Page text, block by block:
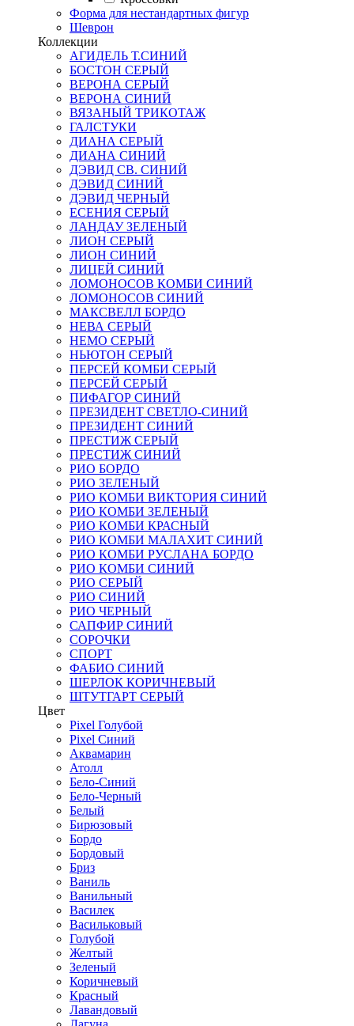
Форма для нестандартных фигур
Шеврон
Коллекции
АГИДЕЛЬ Т.СИНИЙ
БОСТОН СЕРЫЙ
ВЕРОНА СЕРЫЙ
ВЕРОНА СИНИЙ
ВЯЗАНЫЙ ТРИКОТАЖ
ГАЛСТУКИ
ДИАНА СЕРЫЙ
ДИАНА СИНИЙ
ДЭВИД СВ. СИНИЙ
ДЭВИД СИНИЙ
ДЭВИД ЧЕРНЫЙ
ЕСЕНИЯ СЕРЫЙ
ЛАНДАУ ЗЕЛЕНЫЙ
ЛИОН СЕРЫЙ
ЛИОН СИНИЙ
ЛИЦЕЙ СИНИЙ
ЛОМОНОСОВ КОМБИ СИНИЙ
ЛОМОНОСОВ СИНИЙ
МАКСВЕЛЛ БОРДО
НЕВА СЕРЫЙ
НЕМО СЕРЫЙ
НЬЮТОН СЕРЫЙ
ПЕРСЕЙ КОМБИ СЕРЫЙ
ПЕРСЕЙ СЕРЫЙ
ПИФАГОР СИНИЙ
ПРЕЗИДЕНТ СВЕТЛО-СИНИЙ
ПРЕЗИДЕНТ СИНИЙ
ПРЕСТИЖ СЕРЫЙ
ПРЕСТИЖ СИНИЙ
РИО БОРДО
РИО ЗЕЛЕНЫЙ
РИО КОМБИ ВИКТОРИЯ СИНИЙ
РИО КОМБИ ЗЕЛЕНЫЙ
РИО КОМБИ КРАСНЫЙ
РИО КОМБИ МАЛАХИТ СИНИЙ
РИО КОМБИ РУСЛАНА БОРДО
РИО КОМБИ СИНИЙ
РИО СЕРЫЙ
РИО СИНИЙ
РИО ЧЕРНЫЙ
САПФИР СИНИЙ
СОРОЧКИ
СПОРТ
ФАБИО СИНИЙ
ШЕРЛОК КОРИЧНЕВЫЙ
ШТУТГАРТ СЕРЫЙ
Цвет
Pixel Голубой
Pixel Синий
Аквамарин
Атолл
Бело-Синий
Бело-Черный
Белый
Бирюзовый
Бордо
Бордовый
Бриз
Ваниль
Ванильный
Василек
Васильковый
Голубой
Желтый
Зеленый
Коричневый
Красный
Лавандовый